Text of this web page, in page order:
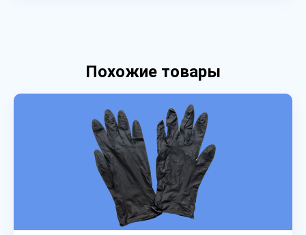
Похожие товары